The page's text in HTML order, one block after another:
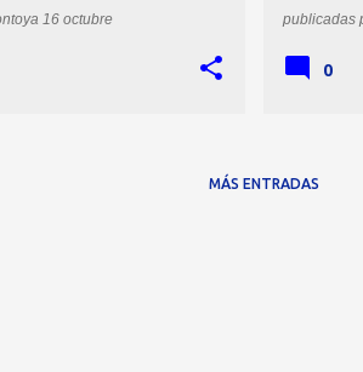
16 octubre publicadas
0
MÁS ENTRADAS